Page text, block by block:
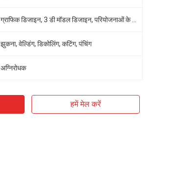
झुकना, वेल्डिंग, डिकोलिंग, कटिंग, पंचिंग
अग्निरोधक
हमें मेल करें